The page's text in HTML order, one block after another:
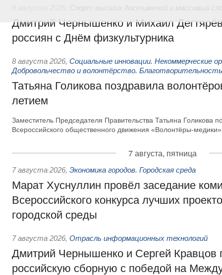
Спорт высших достижений и массовый
Дмитрий Чернышенко и Михаил
россиян с Днём физкультурника
8 августа 2026, Социальные инновации. Некоммерческие
Добровольчество и волонтёрство. Благотворительность
Татьяна Голикова поздравила
летием
Заместитель Председателя Правительства Татьяна Голикова
Всероссийского общественного движения «Волонтёры-
7 августа, пятница
7 августа 2026, Экономика городов. Городская среда
Марат Хуснуллин провёл заседание
Всероссийского конкурса лучших
городской среды
7 августа 2026, Отрасль информационных технологий
Дмитрий Чернышенко и Сергей Кравцов
российскую сборную с победой на